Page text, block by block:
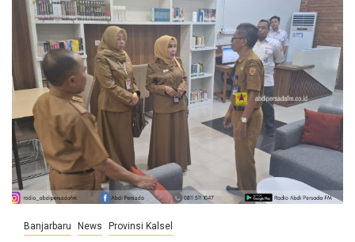
Banjarbaru News Provinsi Kalsel